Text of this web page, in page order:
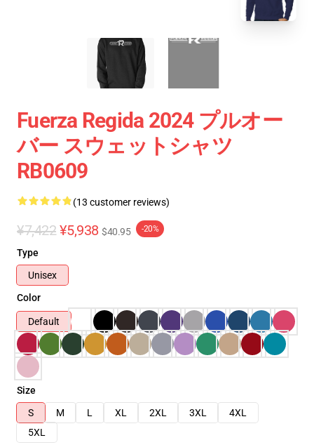
Fuerza Regida 2024 プルオー
バー スウェットシャツ
RB0609
(13 customer reviews)
¥7,422 ¥5,938 $40.95 -20%
Type
Unisex
Color
Default
Size
S
M L XL 2XL 3XL
4XL
5XL